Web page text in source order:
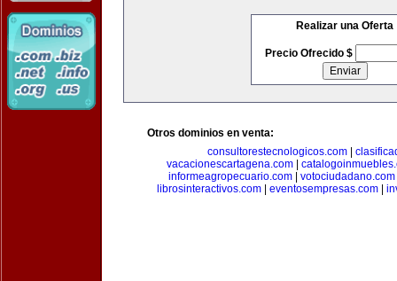
Realizar una Oferta
Precio Ofrecido $
Otros dominios en venta:
consultorestecnologicos.com
vacacionescartagena.com
informeagropecuario.com| votociudadano.com
librosinteractivos.com| eventosempresas.com|